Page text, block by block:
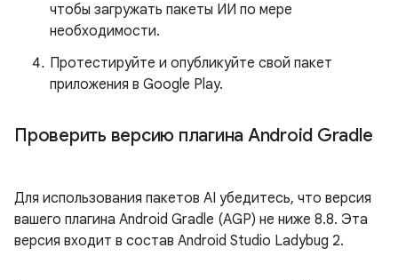
чтобы загружать пакеты ИИ по мере
необходимости.
Протестируйте и опубликуйте свой пакет
приложения в Google Play.
Проверить версию плагина Android Gradle
Для использования пакетов AI убедитесь, что версия
вашего плагина Android Gradle (AGP) не ниже 8.8. Эта
версия входит в состав Android Studio Ladybug 2.